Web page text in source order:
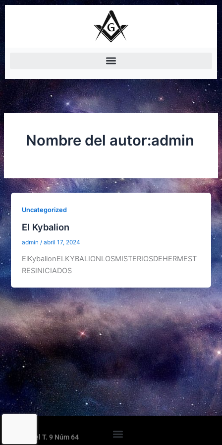
Ir
Nombre del autor:admin
Uncategorized
El Kybalion
admin/abril 17, 2024
ElKybalionELKYBALIONLOSMISTERIOSDEHERMEST
RESINICIADOS
Orden del T. 9 Núm 64